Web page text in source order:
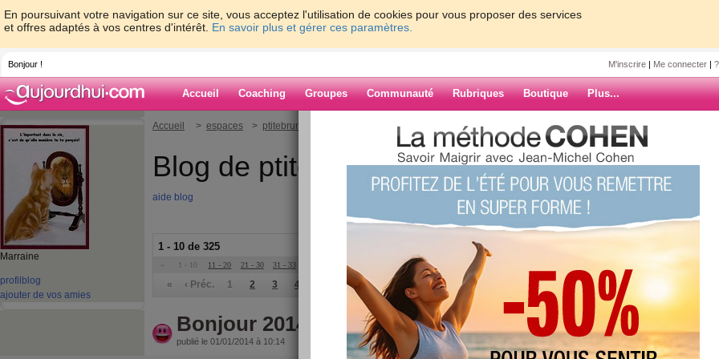
En poursuivant votre navigation sur ce site, vous acceptez l'utilisation de cookies pour vous proposer des services
et offres adaptés à vos centres d'intérêt. En savoir plus et gérer ces paramètres.
Bonjour ! M'inscrire | Me connecter |
Accueil Coaching Groupes Communauté Rubriques Boutique Plus...
Marraine
profil blog
ajouter de vos amies
Accueil > espaces > ptitebrune14
Blog de ptitebrune14
aide blog
1 - 10 de 325
« 1 - 10 11 - 20 21 - 30 31 - 33
« ‹ Préc. 1 2 3 4 7 8 9 10 Suiv. ›
Bonjour 2014 adieu 2013.
publié le 01/01/2014 à 10:14 ARCHIVES